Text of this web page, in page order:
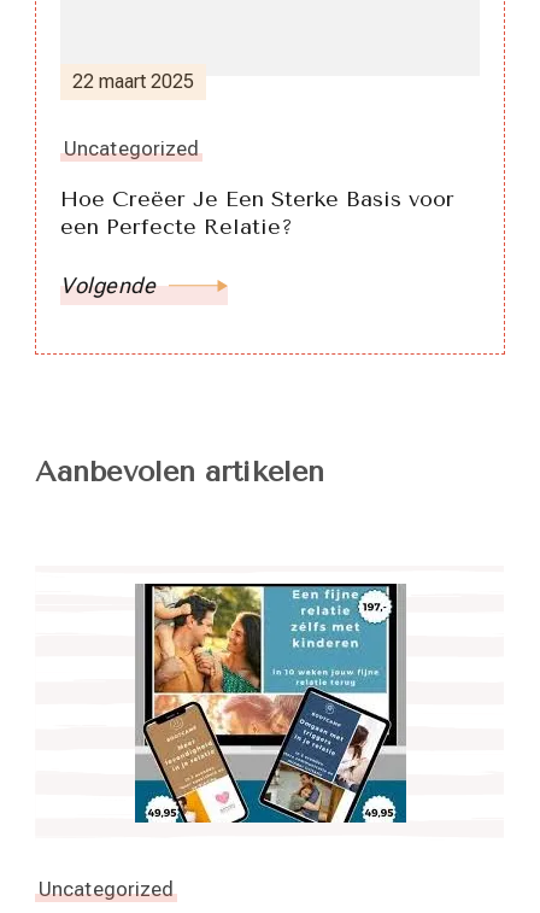
22 maart 2025
Uncategorized
Hoe Creëer Je Een Sterke Basis voor
een Perfecte Relatie?
Volgende
Aanbevolen artikelen
Uncategorized